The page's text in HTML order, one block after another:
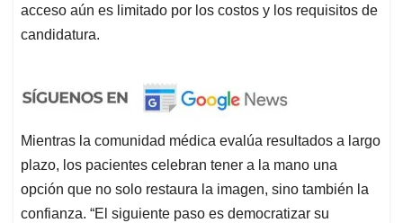
acceso aún es limitado por los costos y los requisitos de
candidatura.
Mientras la comunidad médica evalúa resultados a largo
plazo, los pacientes celebran tener a la mano una
opción que no solo restaura la imagen, sino también la
confianza. “El siguiente paso es democratizar su